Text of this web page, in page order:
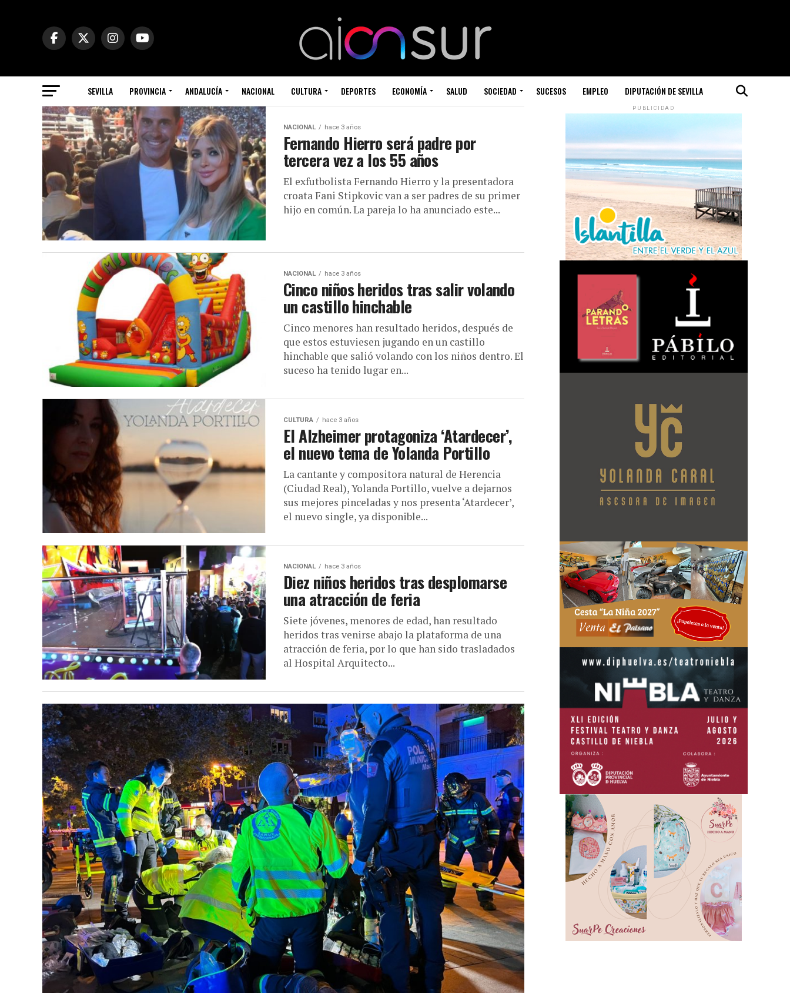
SEVILLA PROVINCIA ANDALUCÍA NACIONAL CULTURA DEPORTES ECONOMÍA SALUD SOCIEDAD SUCESOS EMPLEO DIPUTACIÓN DE SEVILLA
NACIONAL hace 3 años
Fernando Hierro será padre por
tercera vez a los 55 años
El exfutbolista Fernando Hierro y la presentadora
croata Fani Stipkovic van a ser padres de su primer
hijo en común. La pareja lo ha anunciado este...
NACIONAL hace 3 años
Cinco niños heridos tras salir volando
un castillo hinchable
Cinco menores han resultado heridos, después de
que estos estuviesen jugando en un castillo
hinchable que salió volando con los niños dentro. El
suceso ha tenido lugar en...
CULTURA hace 3 años
El Alzheimer protagoniza ‘Atardecer’,
el nuevo tema de Yolanda Portillo
La cantante y compositora natural de Herencia
(Ciudad Real), Yolanda Portillo, vuelve a dejarnos
sus mejores pinceladas y nos presenta ‘Atardecer’,
el nuevo single, ya disponible...
NACIONAL hace 3 años
Diez niños heridos tras desplomarse
una atracción de feria
Siete jóvenes, menores de edad, han resultado
heridos tras venirse abajo la plataforma de una
atracción de feria, por lo que han sido trasladados
al Hospital Arquitecto...
PUBLICIDAD